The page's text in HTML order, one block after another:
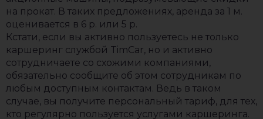
на прокат. В таких предложениях, аренда за 1 м.
оценивается в 6 р. или 5 р.
Кстати, если вы активно пользуетесь не только
каршеринг службой TimCar, но и активно
сотрудничаете со схожими компаниями,
обязательно сообщите об этом сотрудникам по
любым доступным контактам. Ведь в таком
случае, вы получите персональный тариф, для тех,
кто регулярно пользуется услугами каршеринга.